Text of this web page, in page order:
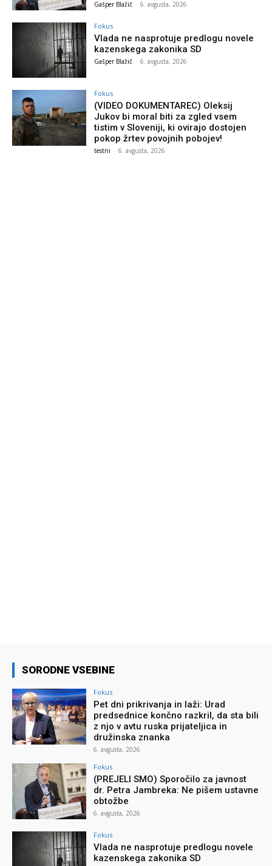
Gašper Blažič - 6. avgusta, 2026
Fokus
Vlada ne nasprotuje predlogu novele
kazenskega zakonika SD
Gašper Blažič - 6. avgusta, 2026
Fokus
(VIDEO DOKUMENTAREC) Oleksij
Jukov bi moral biti za zgled vsem
tistim v Sloveniji, ki ovirajo dostojen
pokop žrtev povojnih pobojev!
testni - 6. avgusta, 2026
SORODNE VSEBINE
Fokus
Pet dni prikrivanja in laži: Urad
predsednice končno razkril, da sta bili
z njo v avtu ruska prijateljica in
družinska znanka
6. avgusta, 2026
Fokus
(PREJELI SMO) Sporočilo za javnost
dr. Petra Jambreka: Ne pišem ustavne
obtožbe
6. avgusta, 2026
Fokus
Vlada ne nasprotuje predlogu novele
kazenskega zakonika SD